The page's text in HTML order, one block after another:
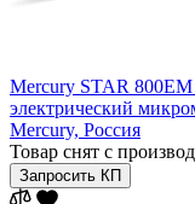
Mercury STAR
электрический
Mercury, Россия
Товар снят с
Запросить КП